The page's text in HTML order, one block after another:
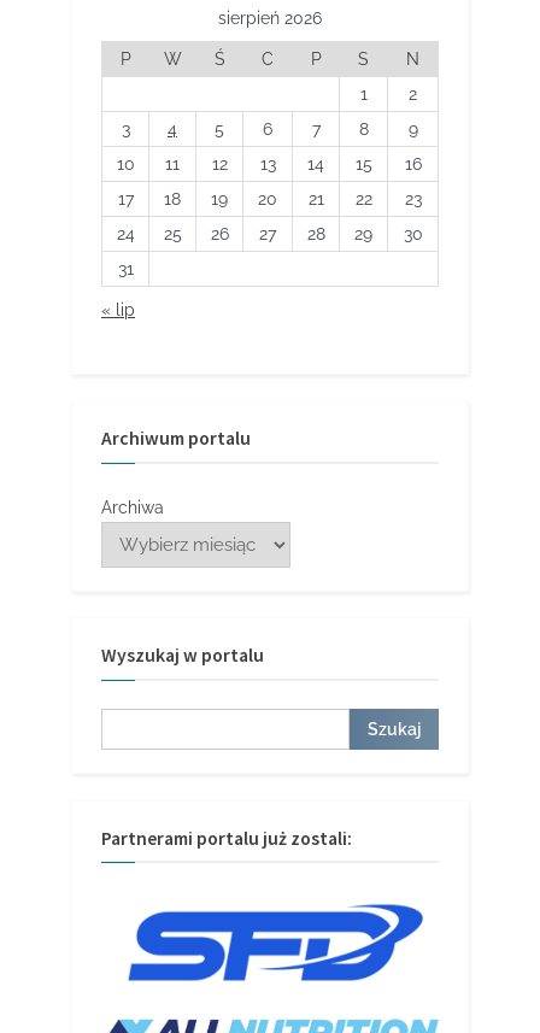
sierpień 2026
P W Ś C P S
N
1
2
3
4 5 6 7 8
9
10
11 12 13 14 15
16
17
18 19 20 21 22
23
24
25 26 27 28 29
30
31
« lip
Archiwum portalu
Archiwa
Wyszukaj w portalu
Szukaj
Partnerami portalu już zostali: